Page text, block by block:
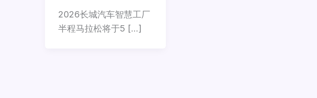
2026长城汽车智慧工厂
半程马拉松将于5 […]